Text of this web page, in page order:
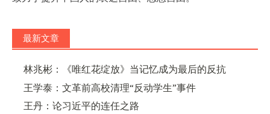
最新文章
林兆彬：《唯红花绽放》当记忆成为最后的反抗
王学泰：文革前高校清理“反动学生”事件
王丹：论习近平的连任之路